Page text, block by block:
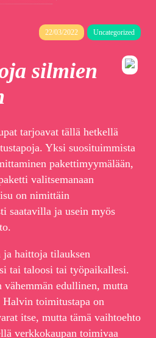
22/03/2022 Uncategorized
silmien
tarjoavat tällä hetkellä
Yksi suosituimmista
pakettimyymälään,
valitsemanaan
on nimittäin
saatavilla ja usein myös
haittoja tilauksen
tai taloosi tai työpaikallesi.
vähemmän edullinen, mutta
toimitustapa on
itse, mutta tämä vaihtoehto
verkkokaupan toimivaa